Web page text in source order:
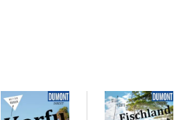
byzantinische Kirchen und